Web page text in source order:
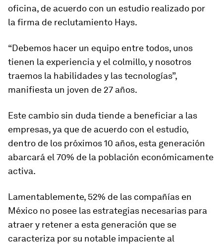
oficina, de acuerdo con un estudio realizado por
la firma de reclutamiento Hays.
“Debemos hacer un equipo entre todos, unos
tienen la experiencia y el colmillo, y nosotros
traemos la habilidades y las tecnologías”,
manifiesta un joven de 27 años.
Este cambio sin duda tiende a beneficiar a las
empresas, ya que de acuerdo con el estudio,
dentro de los próximos 10 años, esta generación
abarcará el 70% de la población económicamente
activa.
Lamentablemente, 52% de las compañías en
México no posee las estrategias necesarias para
atraer y retener a esta generación que se
caracteriza por su notable impaciente al